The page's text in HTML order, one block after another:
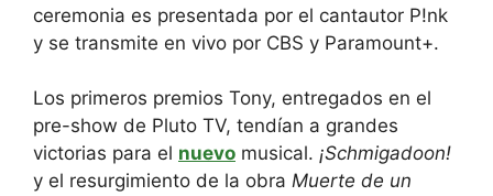
ceremonia es presentada por el cantautor P!nk
y se transmite en vivo por CBS y Paramount+.
Los primeros premios Tony, entregados en el
pre-show de Pluto TV, tendían a grandes
victorias para el nuevo musical. ¡Schmigadoon!
y el resurgimiento de la obra Muerte de un